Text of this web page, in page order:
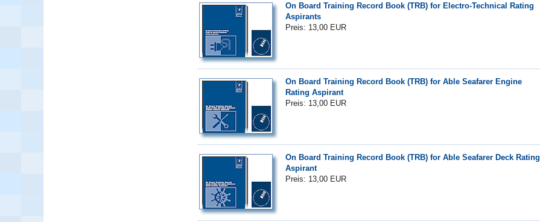
On Board Training Record Book (TRB) for Electro-Technical Rating
Aspirants
Preis: 13,00 EUR
On Board Training Record Book (TRB) for Able Seafarer Engine
Rating Aspirant
Preis: 13,00 EUR
On Board Training Record Book (TRB) for Able Seafarer Deck Rating
Aspirant
Preis: 13,00 EUR